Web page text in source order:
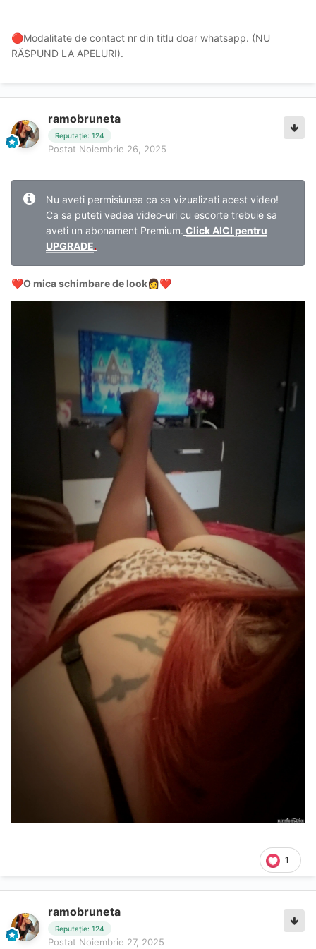
🔴Modalitate de contact nr din titlu doar whatsapp. (NU
RĂSPUND LA APELURI).
ramobruneta
Reputație: 124
Postat Noiembrie 26, 2025
Nu aveti permisiunea ca sa vizualizati acest video!
Ca sa puteti vedea video-uri cu escorte trebuie sa
aveti un abonament Premium. Click AICI pentru
UPGRADE.
❤️O mica schimbare de look👩❤️
1
ramobruneta
Reputație: 124
Postat Noiembrie 27, 2025